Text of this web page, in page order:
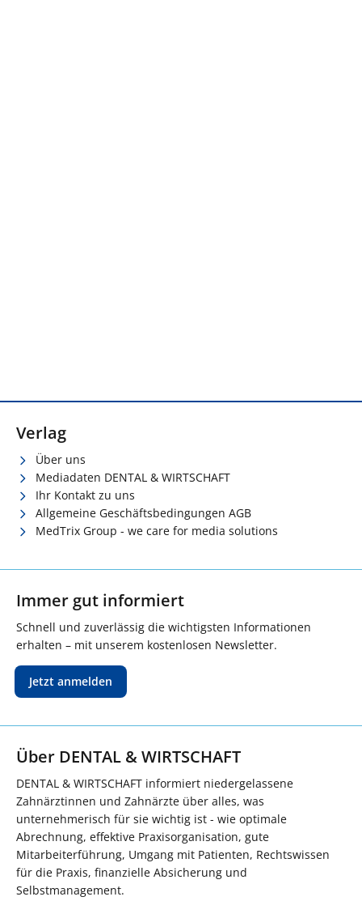
Verlag
Über uns
Mediadaten DENTAL & WIRTSCHAFT
Ihr Kontakt zu uns
Allgemeine Geschäftsbedingungen AGB
MedTrix Group - we care for media solutions
Immer gut informiert
Schnell und zuverlässig die wichtigsten Informationen
erhalten – mit unserem kostenlosen Newsletter.
Jetzt anmelden
Über DENTAL & WIRTSCHAFT
DENTAL & WIRTSCHAFT informiert niedergelassene
Zahnärztinnen und Zahnärzte über alles, was
unternehmerisch für sie wichtig ist - wie optimale
Abrechnung, effektive Praxisorganisation, gute
Mitarbeiterführung, Umgang mit Patienten, Rechtswissen
für die Praxis, finanzielle Absicherung und
Selbstmanagement.